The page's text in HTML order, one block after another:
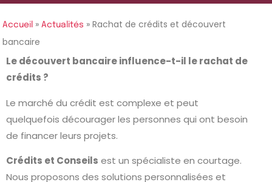
Accueil » Actualités » Rachat de crédits et découvert
bancaire
Le découvert bancaire influence-t-il le rachat de
crédits ?
Le marché du crédit est complexe et peut
quelquefois décourager les personnes qui ont besoin
de financer leurs projets.
Crédits et Conseils est un spécialiste en courtage.
Nous proposons des solutions personnalisées et